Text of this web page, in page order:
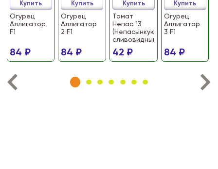
Огурец
Аллигатор
F1
84 ₽
Купить
Огурец
Аллигатор
2 F1
84 ₽
Купить
Томат
Непас 13
(Непасынкующийся
сливовидный)
42 ₽
Купить
Огурец
Аллигатор
3 F1
84 ₽
Купить